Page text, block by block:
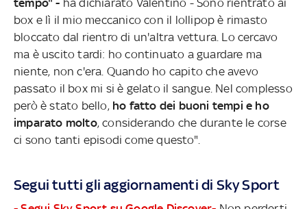
box e lì il mio meccanico con il lollipop è rimasto
bloccato dal rientro di un'altra vettura. Lo cercavo
ma è uscito tardi: ho continuato a guardare ma
niente, non c'era. Quando ho capito che avevo
passato il box mi si è gelato il sangue. Nel complesso
però è stato bello, ho fatto dei buoni tempi e ho
imparato molto, considerando che durante le corse
ci sono tanti episodi come questo".
Segui tutti gli aggiornamenti di Sky Sport